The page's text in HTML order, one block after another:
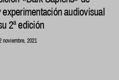
experimentación audiovisual
2ª edición
noviembre, 2021